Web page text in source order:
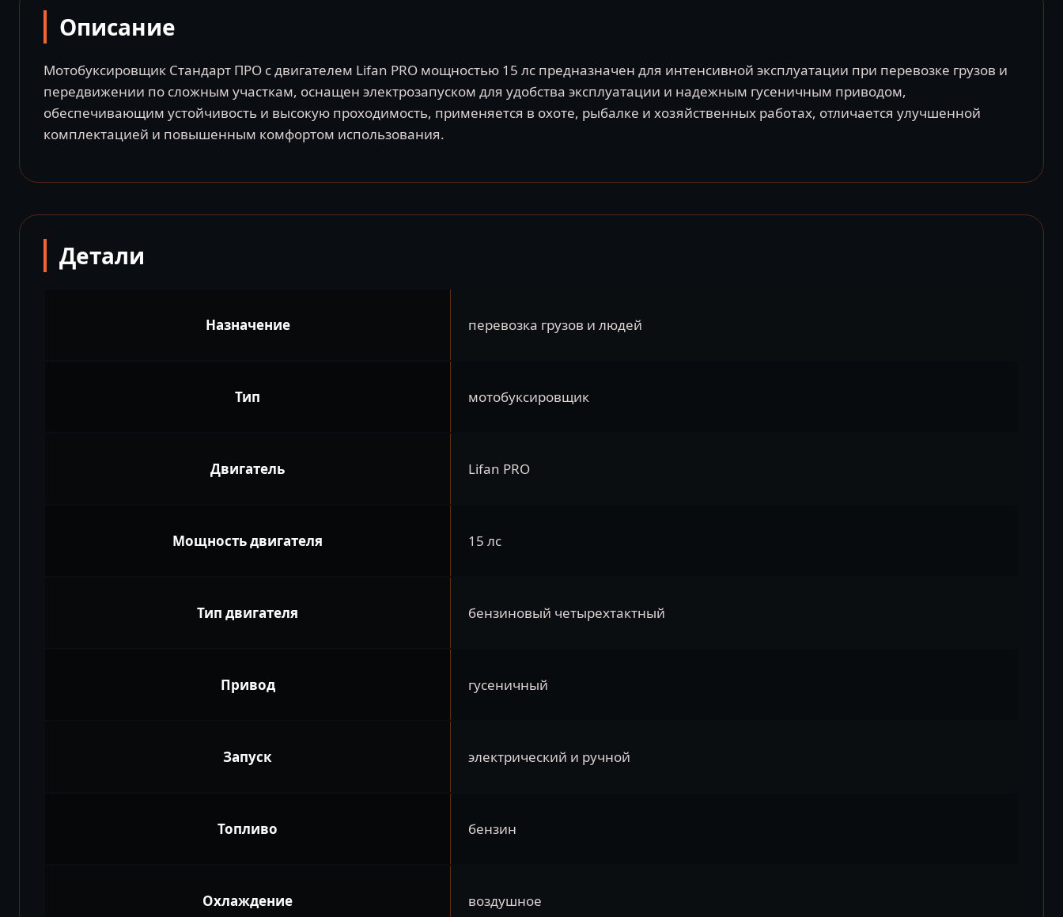
двигателем
электрозапуском
Россия
Описание
Мотобуксировщик Стандарт ПРО с двигателем Lifan PRO мощностью 15 лс предназначен для интенсивной эксплуатации при перевозке грузов и
передвижении по сложным участкам, оснащен электрозапуском для удобства эксплуатации и надежным гусеничным приводом,
обеспечивающим устойчивость и высокую проходимость, применяется в охоте, рыбалке и хозяйственных работах, отличается улучшенной
комплектацией и повышенным комфортом использования.
Детали
Назначение перевозка грузов и людей
Тип мотобуксировщик
Двигатель Lifan PRO
Мощность двигателя 15 лс
Тип двигателя бензиновый четырехтактный
Привод гусеничный
Запуск электрический и ручной
Топливо бензин
Охлаждение воздушное